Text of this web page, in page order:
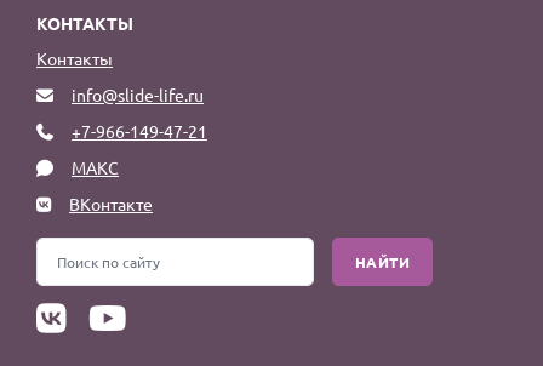
КОНТАКТЫ
Контакты
info@slide-life.ru
+7-966-149-47-21
МАКС
ВКонтакте
НАЙТИ